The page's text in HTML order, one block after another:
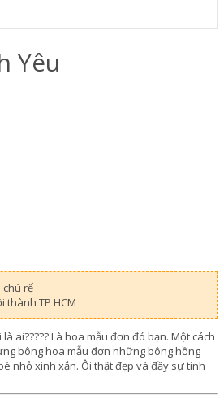
Yêu
chú rể
thành TP HCM
ai????? Là hoa mẫu đơn đó bạn. Một cách
bông hoa mẫu đơn những bông hồng
nhỏ xinh xắn. Ôi thật đẹp và đầy sự tinh